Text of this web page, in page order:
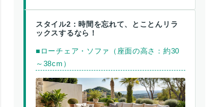
スタイル2：時間を忘れて、とことんリラ
ックスするなら！
■ローチェア・ソファ（座面の高さ：約30
～38cm）